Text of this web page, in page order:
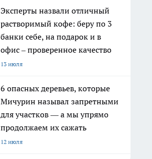
Эксперты назвали отличный
растворимый кофе: беру по 3
банки себе, на подарок и в
офис – проверенное качество
13 июля
6 опасных деревьев, которые
Мичурин называл запретными
для участков — а мы упрямо
продолжаем их сажать
12 июля